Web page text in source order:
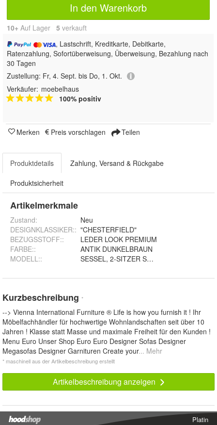
In den Warenkorb
10+ Auf Lager 5 verkauft
, Lastschrift, Kreditkarte, Debitkarte,
Ratenzahlung, Sofortüberweisung, Überweisung, Bezahlung nach
30 Tagen
Zustellung: Fr, 4. Sept. bis Do, 1. Okt.
Verkäufer: moebelhaus
100% positiv
Merken Preis vorschlagen Teilen
Produktdetails Zahlung, Versand & Rückgabe
Produktsicherheit
Artikelmerkmale
Zustand:
Neu
DESIGNKLASSIKER:: "CHESTERFIELD"
BEZUGSSTOFF::
LEDER LOOK PREMIUM
FARBE::
ANTIK DUNKELBRAUN
MODELL:: SESSEL, 2-SITZER SOFA, 3-SITZER
Kurzbeschreibung *
--> Vienna International Furniture ® Life is how you furnish it ! Ihr
Möbelfachhändler für hochwertige Wohnlandschaften seit über 10
Jahren ! Klasse statt Masse und maximale Freiheit für den Kunden !
Menu Euro Unser Shop Euro Euro Designer Sofas Designer
Megasofas Designer Garnituren Create your... Mehr
* maschinell aus der Artikelbeschreibung erstellt
Artikelbeschreibung anzeigen
Platin